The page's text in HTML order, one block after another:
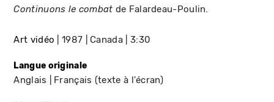
Continuons le combat de Falardeau-Poulin.
Art vidéo 1987 Canada 3:30
Langue originale
Anglais Français (texte à l'écran)